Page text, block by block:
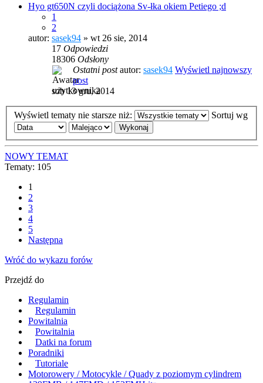
Hyo gt650N czyli dociążona Sv-łka okiem Petiego ;d
1
2
autor: sasek94 » wt 26 sie, 2014
17 Odpowiedzi
18306 Odsłony
Ostatni postautor: sasek94 Wyświetl najnowszy
post
sob 13 gru, 2014
Wyświetl tematy nie starsze niż: Sortuj wg
NOWY TEMAT
Tematy: 105
1
2
3
4
5
Następna
Wróć do wykazu forów
Przejdź do
Regulamin
Regulamin
Powitalnia
Powitalnia
Datki na forum
Poradniki
Tutoriale
Motorowery / Motocykle / Quady z poziomym cylindrem